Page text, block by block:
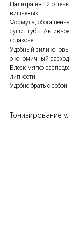
Палитра из 12
вишневых.
Формула,
сушит губы.
флаконе.
Удобный
экономичный расход
Блеск мягко
липкости.
Удобно брать с
Тонизирование